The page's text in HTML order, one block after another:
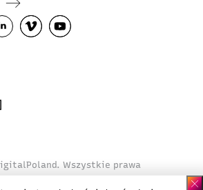
Wszystkie prawa